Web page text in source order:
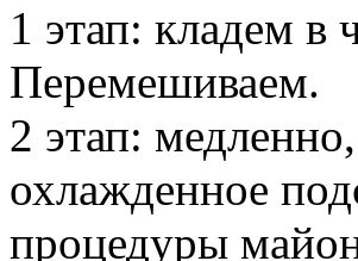
1 этап: кладем в
Перемешиваем.
2 этап:
охлажденное
процедуры